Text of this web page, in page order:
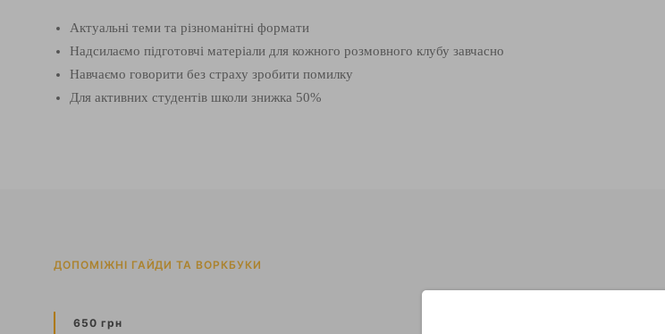
Актуальні теми та різноманітні формати
Надсилаємо підготовчі матеріали для кожного розмовного клубу завчасно
Навчаємо говорити без страху зробити помилку
Для активних студентів школи знижка 50%
ДОПОМІЖНІ ГАЙДИ ТА ВОРКБУКИ
650 грн